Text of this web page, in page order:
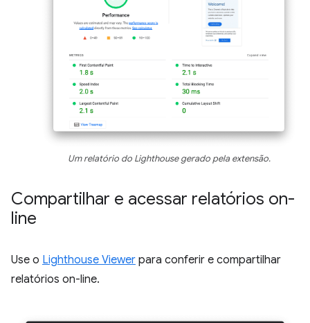
Um relatório do Lighthouse gerado pela extensão.
Compartilhar e acessar relatórios on-
line
Use o Lighthouse Viewer para conferir e compartilhar
relatórios on-line.